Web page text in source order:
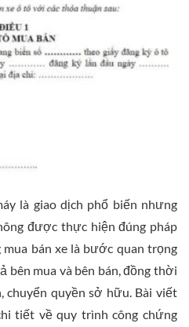
là giao dịch phổ biến nhưng
được thực hiện đúng pháp
bán xe là bước quan trọng
bên mua và bên bán, đồng thời
chuyển quyền sở hữu. Bài viết
tiết về quy trình công chứng